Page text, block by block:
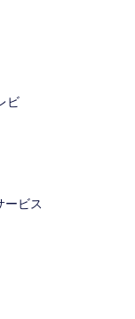
ビ
ービス